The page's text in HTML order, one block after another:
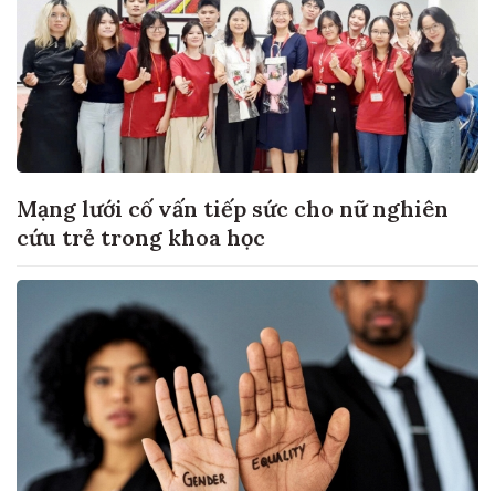
Mạng lưới cố vấn tiếp sức cho nữ nghiên
cứu trẻ trong khoa học